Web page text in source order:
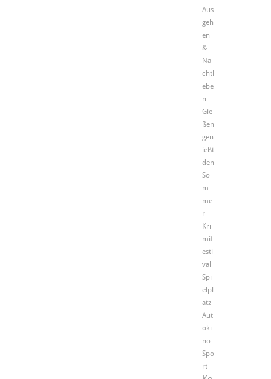
Aus
geh
en
&
Na
chtl
ebe
n
Gie
ßen
gen
ießt
den
So
m
me
r
Kri
mif
esti
val
Spi
elpl
atz
Aut
oki
no
Spo
rt